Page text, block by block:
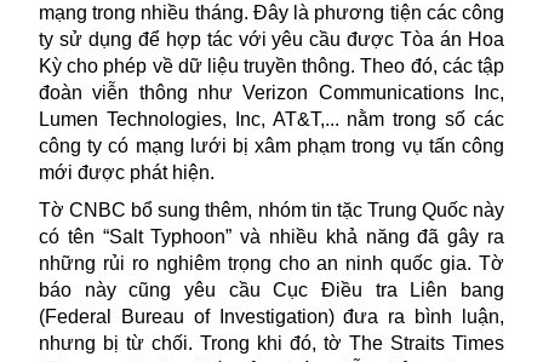
mạng trong nhiều tháng. Đây là phương tiện các công
ty sử dụng để hợp tác với yêu cầu được Tòa án Hoa
Kỳ cho phép về dữ liệu truyền thông. Theo đó, các tập
đoàn viễn thông như Verizon Communications Inc,
Lumen Technologies, Inc, AT&T,... nằm trong số các
công ty có mạng lưới bị xâm phạm trong vụ tấn công
mới được phát hiện.
Tờ CNBC bổ sung thêm, nhóm tin tặc Trung Quốc này
có tên “Salt Typhoon” và nhiều khả năng đã gây ra
những rủi ro nghiêm trọng cho an ninh quốc gia. Tờ
báo này cũng yêu cầu Cục Điều tra Liên bang
(Federal Bureau of Investigation) đưa ra bình luận,
nhưng bị từ chối. Trong khi đó, tờ The Straits Times